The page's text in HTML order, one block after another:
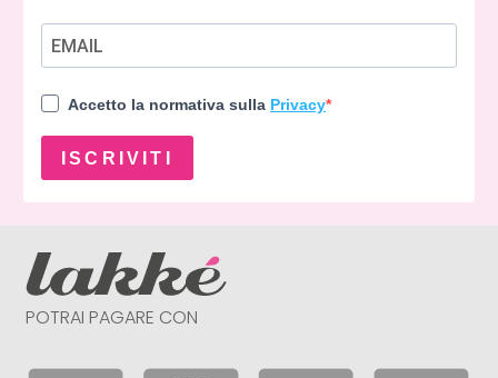
Accetto la normativa sulla Privacy
ISCRIVITI
POTRAI PAGARE CON